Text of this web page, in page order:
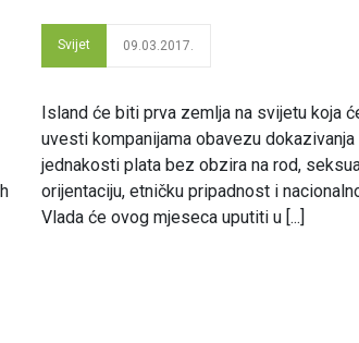
Svijet 09.03.2017.
Island će biti prva zemlja na svijetu koja
uvesti kompanijama obavezu dokazivanja
jednakosti plata bez obzira na rod,
orijentaciju, etničku pripadnost i
Vlada će ovog mjeseca uputiti u [...]